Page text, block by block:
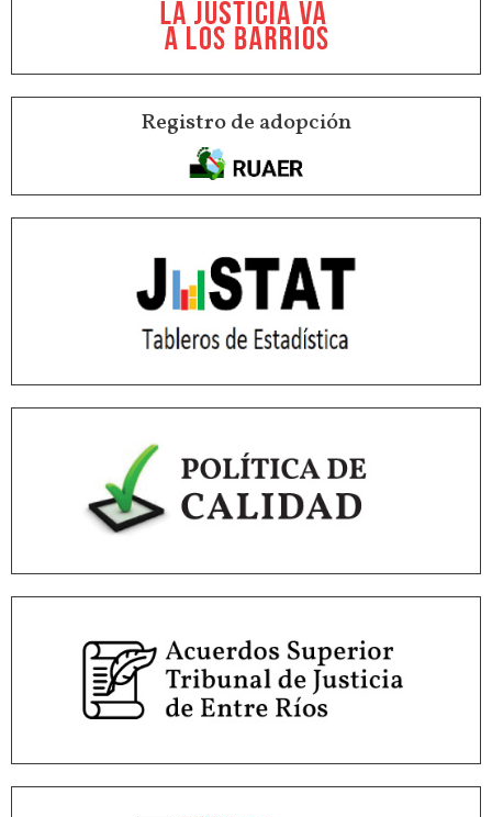
Registro de adopción